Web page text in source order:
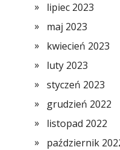
lipiec 2023
maj 2023
kwiecień 2023
luty 2023
styczeń 2023
grudzień 2022
listopad 2022
październik